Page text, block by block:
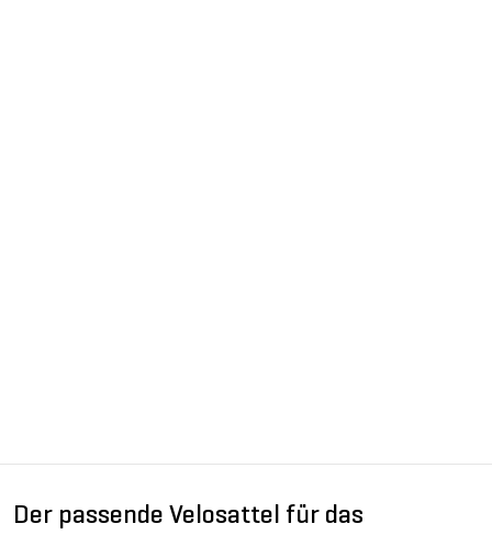
Der passende Velosattel für das